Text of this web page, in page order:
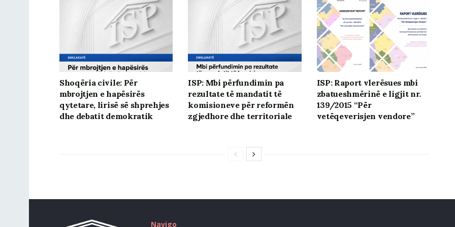
Shoqëria civile: Për
mbrojtjen e hapësirës
qytetare, lirisë së shprehjes
dhe debatit demokratik
ISP: Mbi përfundimin pa
rezultate të mandatit të
komisioneve për reformën
zgjedhore dhe territoriale
ISP: Raport vlerësues mbi
zbatueshmërinë e ligjit nr.
139/2015 “Për
vetëqeverisjen vendore”
Navigo